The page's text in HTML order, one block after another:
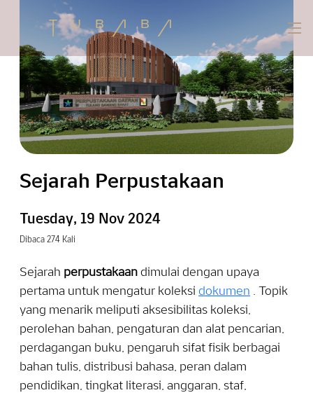
Sejarah Perpustakaan
Tuesday, 19 Nov 2024
Dibaca 274 Kali
Sejarah perpustakaan dimulai dengan upaya
pertama untuk mengatur koleksi dokumen . Topik
yang menarik meliputi aksesibilitas koleksi,
perolehan bahan, pengaturan dan alat pencarian,
perdagangan buku, pengaruh sifat fisik berbagai
bahan tulis, distribusi bahasa, peran dalam
pendidikan, tingkat literasi, anggaran, staf,